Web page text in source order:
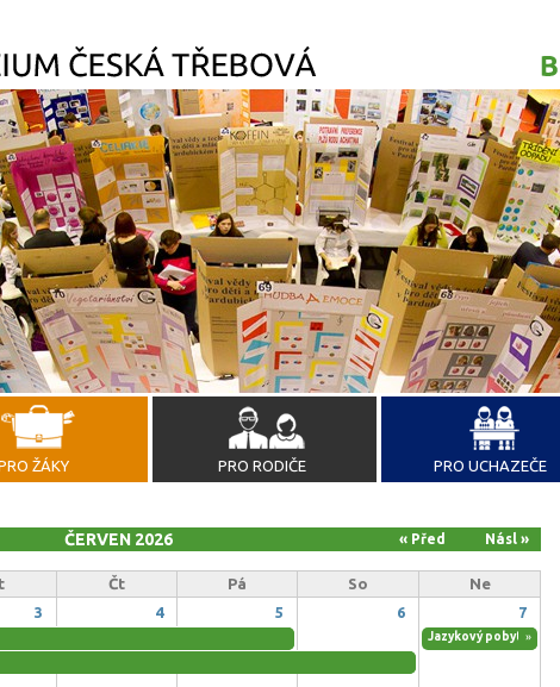
ŽÁKY PRO RODIČE PRO UCHAZEČE
ČERVEN 2026 « Před Násl »
Čt Pá So
Ne
3 4 5 6 7
Jazykový pobyt v Irsku
»